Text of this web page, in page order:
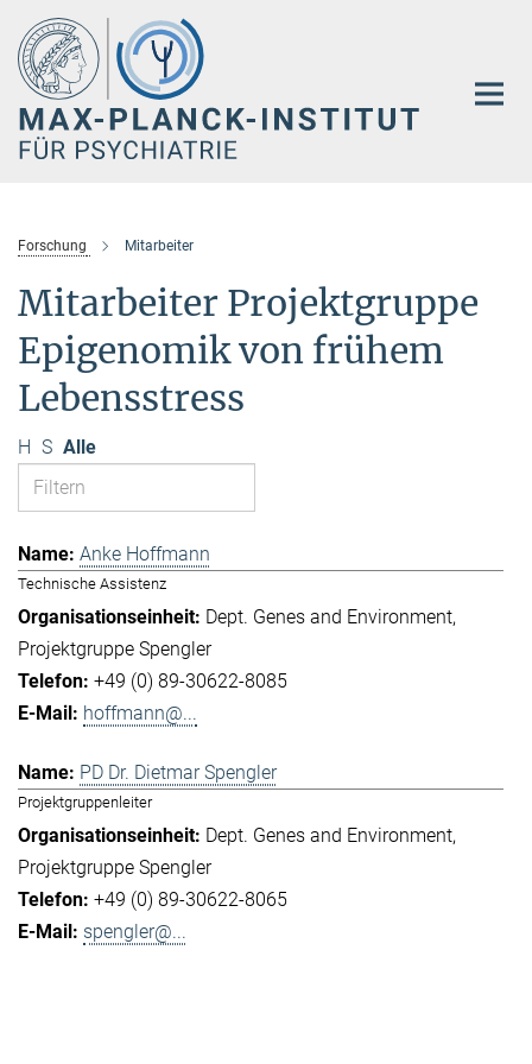
Hauptinhalt
Forschung Mitarbeiter
Mitarbeiter Projektgruppe
Epigenomik von frühem
Lebensstress
H S Alle
Anke Hoffmann
Technische Assistenz
Dept. Genes and Environment
Projektgruppe Spengler
+49 (0) 89-30622-8085
hoffmann@...
PD Dr. Dietmar Spengler
Projektgruppenleiter
Dept. Genes and Environment
Projektgruppe Spengler
+49 (0) 89-30622-8065
spengler@...